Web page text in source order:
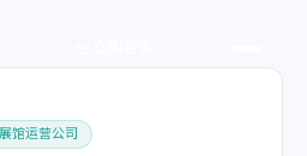
展馆运营公司